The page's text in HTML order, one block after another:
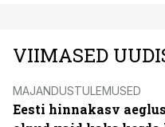
VIIMASED
MAJANDUSTULEMUSED
Eesti hinnakasv